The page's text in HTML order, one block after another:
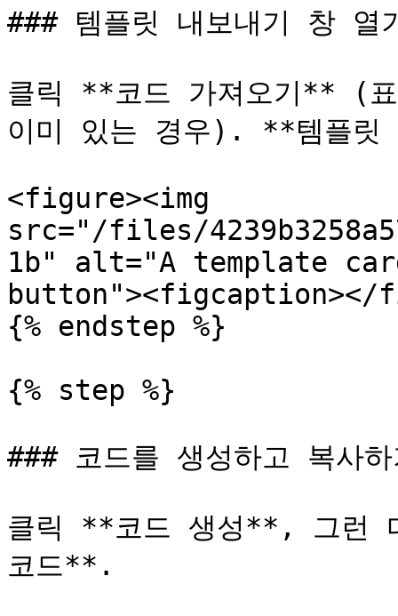
### 템플릿 내보내기 창 열
클릭 **코드 가져오기** (
이미 있는 경우). **템플릿
<figure><img
src="/files/
1b" alt="A template
{% endstep %}
{% step %}
### 코드를 생성하고 복사하
클릭 **코드 생성**, 그런
코드**.